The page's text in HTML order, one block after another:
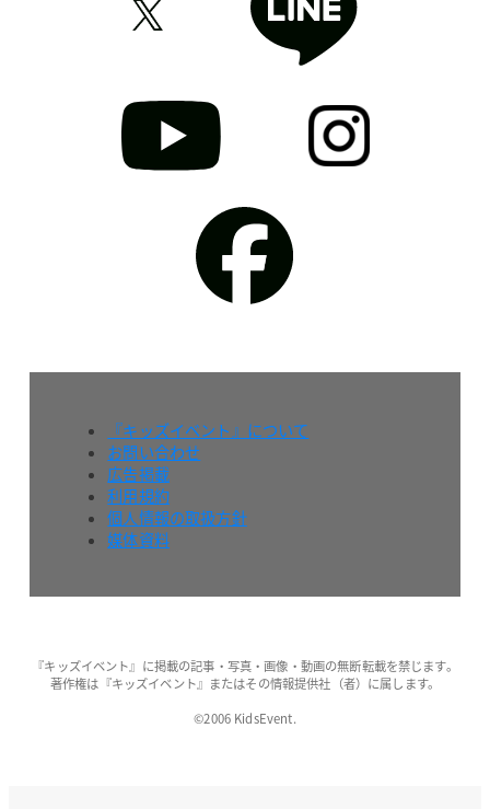
『キッズイベント』について
お問い合わせ
広告掲載
利用規約
個人情報の取扱方針
媒体資料
『キッズイベント』に掲載の記事・写真・画像・動画の無断転載を禁じます。
著作権は『キッズイベント』またはその情報提供社（者）に属します。
©2006 KidsEvent.